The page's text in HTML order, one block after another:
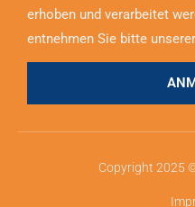
erhoben und verarbeitet
entnehmen Sie bitte
Copyright 2025